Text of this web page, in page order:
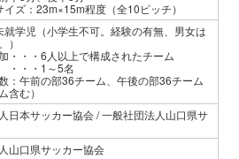
イズ：23m×15m程度（全10ピッチ）
就学児（小学生不可。経験の有無、男女は
）
・・・6人以上で構成されたチーム
・・1～5名
：午前の部36チーム、午後の部36チーム
含む）
日本サッカー協会 / 一般社団法人山口県サ
山口県サッカー協会